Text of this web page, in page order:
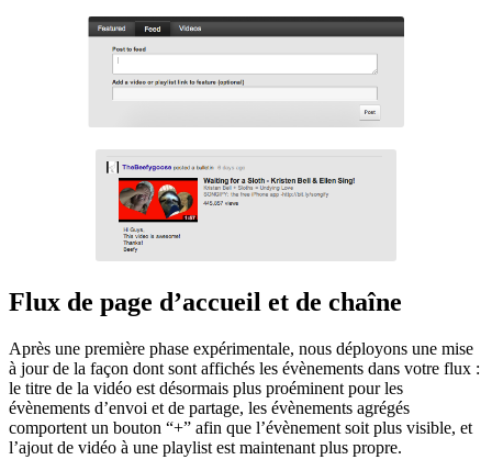
Flux de page d’accueil et de chaîne
Après une première phase expérimentale, nous déployons une mise
à jour de la façon dont sont affichés les évènements dans votre flux :
le titre de la vidéo est désormais plus proéminent pour les
évènements d’envoi et de partage, les évènements agrégés
comportent un bouton “+” afin que l’évènement soit plus visible, et
l’ajout de vidéo à une playlist est maintenant plus propre.